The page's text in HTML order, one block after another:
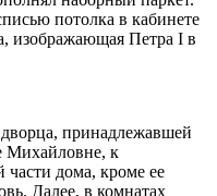
потолка в кабинете
изображающая Петра I в
принадлежавшей
Михайловне, к
дома, кроме ее
Далее, в комнатах